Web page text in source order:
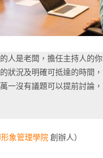
人是老闆，擔任主持人的
狀況及明確可抵達的時間
一沒有議題可以提前討論
象管理學院 創辦人）